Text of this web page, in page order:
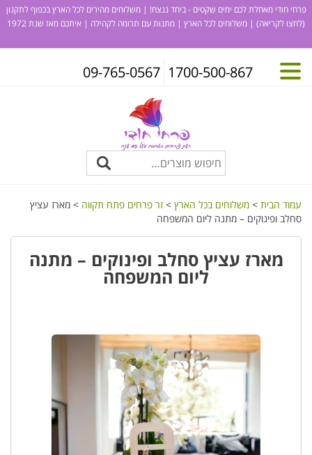
פרחי חודי מאחלת לכם ימים שקטים - ביחד ננצח! | משלוחים מהירים לכל הארץ בכפוף לתקנון
(לחצו לקריאה) | משלוחים לכל הארץ | מתנות עם תרומה לקהילה | איתכם מאז שנת 1972
1700-500-867
09-765-0567
עמוד הבית > משלוחים בכל הארץ > זר פרחים פתח תקווה > מארז עציץ
סחלב ופינוקים – מתנה ליום המשפחה
מארז עציץ סחלב ופינוקים – מתנה
ליום המשפחה